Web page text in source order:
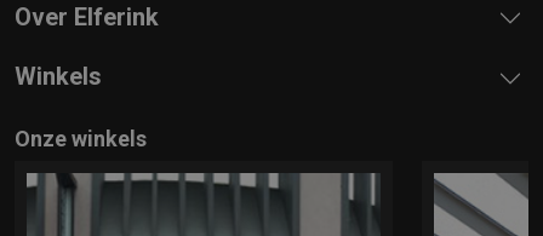
Over Elferink
Winkels
Onze winkels